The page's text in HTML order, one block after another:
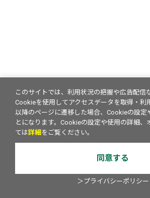
このサイトでは、利用状況の把握や広告配信
Cookieを使用してアクセスデータを取得・利
以降のページに遷移した場合、Cookieの設定
とになります。Cookieの設定や使用の詳細、
ては詳細 をご覧ください。
同意する
＞プライバシーポリシー